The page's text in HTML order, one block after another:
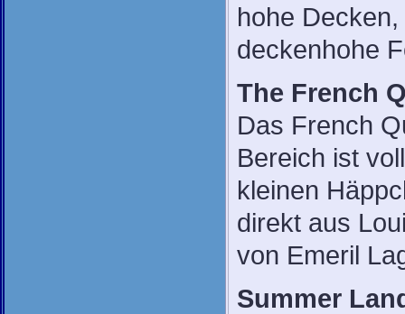
hohe
deckenhohe
The French
Das French
Bereich ist
kleinen
direkt aus
von Emeril
Summer